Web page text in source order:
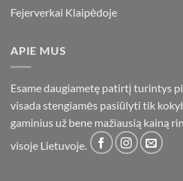
Fejerverkai Klaipėdoje
APIE MUS
Esame daugiametę patirtį turintys
visada stengiamės pasiūlyti tik
gaminius už bene mažiausią kainą
visoje Lietuvoje.